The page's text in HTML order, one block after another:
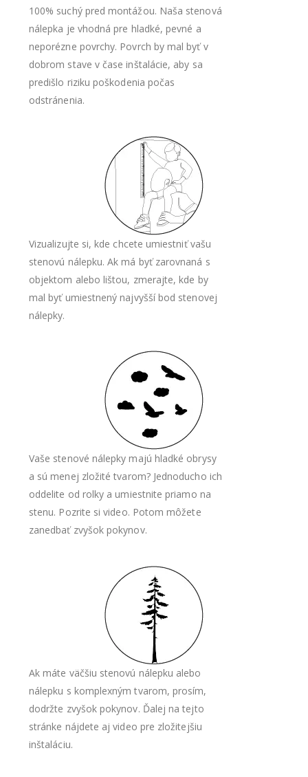
100% suchý pred montážou. Naša stenová
nálepka je vhodná pre hladké, pevné a
neporézne povrchy. Povrch by mal byť v
dobrom stave v čase inštalácie, aby sa
predišlo riziku poškodenia počas
odstránenia.
Vizualizujte si, kde chcete umiestniť vašu
stenovú nálepku. Ak má byť zarovnaná s
objektom alebo lištou, zmerajte, kde by
mal byť umiestnený najvyšší bod stenovej
nálepky.
Vaše stenové nálepky majú hladké obrysy
a sú menej zložité tvarom? Jednoducho ich
oddelite od rolky a umiestnite priamo na
stenu. Pozrite si video. Potom môžete
zanedbať zvyšok pokynov.
Ak máte väčšiu stenovú nálepku alebo
nálepku s komplexným tvarom, prosím,
dodržte zvyšok pokynov. Ďalej na tejto
stránke nájdete aj video pre zložitejšiu
inštaláciu.